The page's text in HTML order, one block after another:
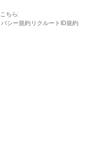
ちら
シー規約 リクルートID規約